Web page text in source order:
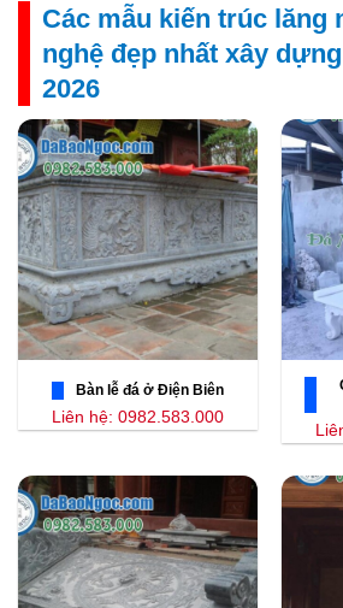
Các mẫu kiến trúc lăng
nghệ đẹp nhất xây
2026
Bàn lễ đá ở Điện Biên
Liên hệ: 0982.583.000